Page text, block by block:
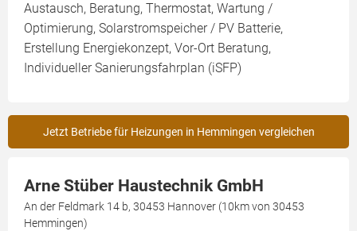
Austausch, Beratung, Thermostat, Wartung /
Optimierung, Solarstromspeicher / PV Batterie,
Erstellung Energiekonzept, Vor-Ort Beratung,
Individueller Sanierungsfahrplan (iSFP)
Jetzt Betriebe für Heizungen in Hemmingen vergleichen
Arne Stüber Haustechnik GmbH
An der Feldmark 14 b, 30453 Hannover (10km von 30453
Hemmingen)